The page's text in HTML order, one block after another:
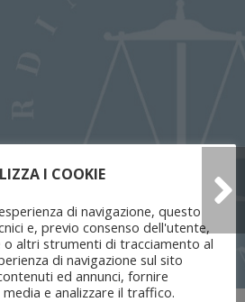
I COOKIE
di navigazione, questo
e, previo consenso dell'utente,
altri strumenti di tracciamento al
di navigazione sul sito
ed annunci, fornire
e analizzare il traffico.